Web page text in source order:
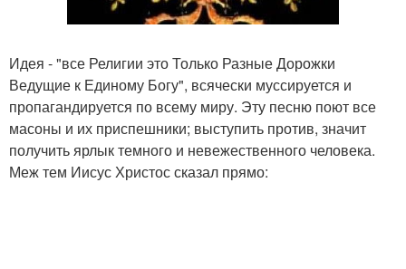
Идея - "все Религии это Только Разные Дорожки
Ведущие к Единому Богу", всячески муссируется и
пропагандируется по всему миру. Эту песню поют все
масоны и их приспешники; выступить против, значит
получить ярлык темного и невежественного человека.
Меж тем Иисус Христос сказал прямо: